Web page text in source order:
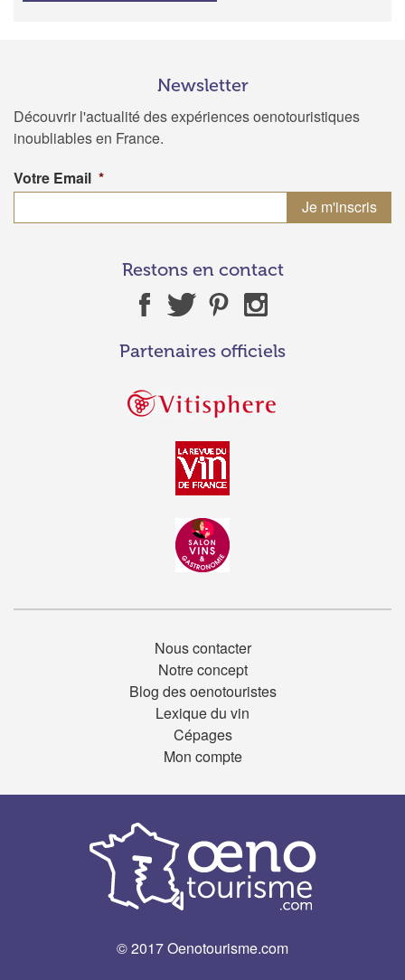
Newsletter
Découvrir l'actualité des expériences oenotouristiques
inoubliables en France.
Votre Email *
Restons en contact
Partenaires officiels
Nous contacter
Notre concept
Blog des oenotouristes
Lexique du vin
Cépages
Mon compte
© 2017 Oenotourisme.com